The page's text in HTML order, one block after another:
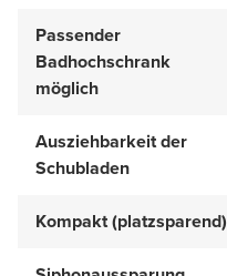
Passender
Badhochschrank
möglich
Ausziehbarkeit der
Schubladen
Kompakt (platzsparend)